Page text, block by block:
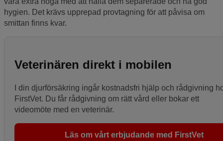
hygien. Det krävs upprepad provtagning för att påvisa om
smittan finns kvar.
Veterinären direkt i mobilen
I din djurförsäkring ingår kostnadsfri hjälp och rådgivning
FirstVet. Du får rådgivning om rätt vård eller bokar ett
videomöte med en veterinär.
Läs om vårt erbjudande med FirstVet